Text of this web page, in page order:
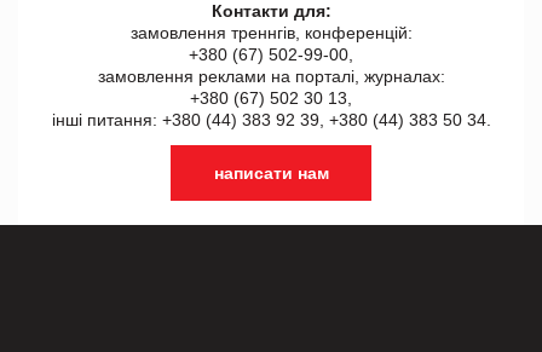
Контакти для:
замовлення треннгів, конференцій:
+380 (67) 502-99-00,
замовлення реклами на порталі, журналах:
+380 (67) 502 30 13,
інші питання: +380 (44) 383 92 39, +380 (44) 383 50 34.
написати нам